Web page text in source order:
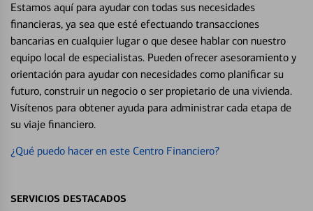
Estamos aquí para ayudar con todas sus necesidades
financieras, ya sea que esté efectuando transacciones
bancarias en cualquier lugar o que desee hablar con nuestro
equipo local de especialistas. Pueden ofrecer asesoramiento y
orientación para ayudar con necesidades como planificar su
futuro, construir un negocio o ser propietario de una vivienda.
Visítenos para obtener ayuda para administrar cada etapa de
su viaje financiero.
¿Qué puedo hacer en este Centro Financiero?
SERVICIOS DESTACADOS